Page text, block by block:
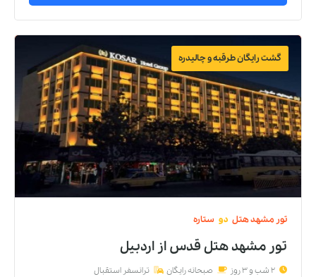
گشت رایگان طرقبه و چالیدره
تور مشهدهتل دو ستاره
تور مشهد هتل قدساز اردبیل
2 شب و 3 روز صبحانه رایگان ترانسفر استقبال